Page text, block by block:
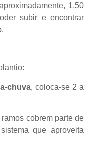
1,50
subir e encontrar
chuva, coloca-se 2 a
cobrem parte de
que aproveita